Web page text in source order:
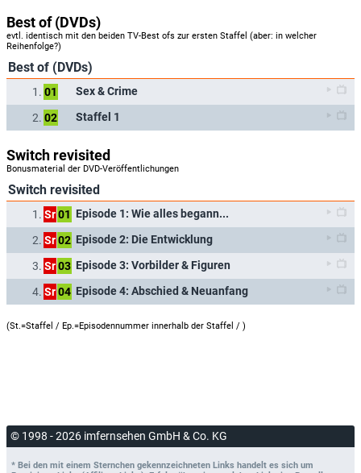
Best of (DVDs)
evtl. identisch mit den beiden TV-Best ofs zur ersten Staffel (aber: in welcher
Reihenfolge?)
Best of (DVDs)
1. 01 Sex & Crime
2. 02 Staffel 1
Switch revisited
Bonusmaterial der DVD-Veröffentlichungen
Switch revisited
1. Sr01 Episode 1: Wie alles begann...
2. Sr02 Episode 2: Die Entwicklung
3. Sr03 Episode 3: Vorbilder & Figuren
4. Sr04 Episode 4: Abschied & Neuanfang
(St.=Staffel / Ep.=Episodennummer innerhalb der Staffel / )
© 1998 - 2026 imfernsehen GmbH & Co. KG
* Bei den mit einem Sternchen gekennzeichneten Links handelt es sich um